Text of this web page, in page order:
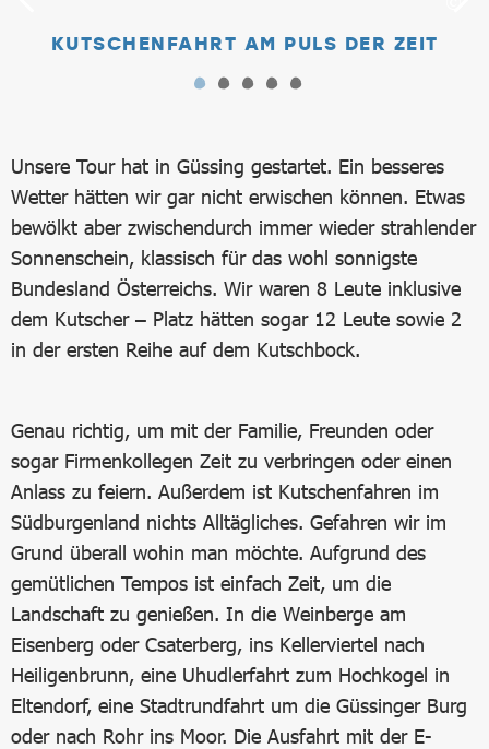
AM PULS DER ZEIT
Unsere Tour hat in Güssing gestartet. Ein besseres
Wetter hätten wir gar nicht erwischen können. Etwas
bewölkt aber zwischendurch immer wieder strahlender
Sonnenschein, klassisch für das wohl sonnigste
Bundesland Österreichs. Wir waren 8 Leute inklusive
dem Kutscher – Platz hätten sogar 12 Leute sowie 2
in der ersten Reihe auf dem Kutschbock.
Genau richtig, um mit der Familie, Freunden oder
sogar Firmenkollegen Zeit zu verbringen oder einen
Anlass zu feiern. Außerdem ist Kutschenfahren im
Südburgenland nichts Alltägliches. Gefahren wir im
Grund überall wohin man möchte. Aufgrund des
gemütlichen Tempos ist einfach Zeit, um die
Landschaft zu genießen. In die Weinberge am
Eisenberg oder Csaterberg, ins Kellerviertel nach
Heiligenbrunn, eine Uhudlerfahrt zum Hochkogel in
Eltendorf, eine Stadtrundfahrt um die Güssinger Burg
oder nach Rohr ins Moor. Die Ausfahrt mit der E-